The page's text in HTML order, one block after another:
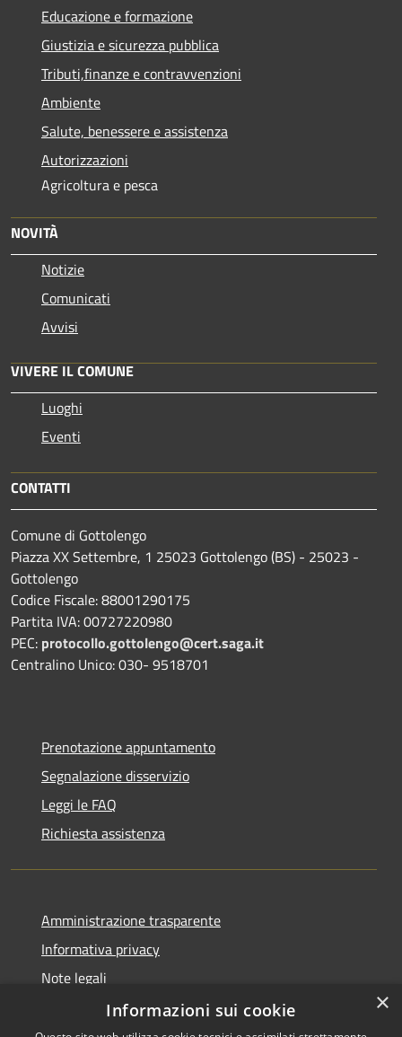
Educazione e formazione
Giustizia e sicurezza pubblica
Tributi,finanze e contravvenzioni
Ambiente
Salute, benessere e assistenza
Autorizzazioni
Agricoltura e pesca
NOVITÀ
Notizie
Comunicati
Avvisi
VIVERE IL COMUNE
Luoghi
Eventi
CONTATTI
Comune di Gottolengo
Piazza XX Settembre, 1 25023 Gottolengo (BS) - 25023 -
Gottolengo
Codice Fiscale: 88001290175
Partita IVA: 00727220980
PEC: protocollo.gottolengo@cert.saga.it
Centralino Unico: 030- 9518701
Prenotazione appuntamento
Segnalazione disservizio
Leggi le FAQ
Richiesta assistenza
Amministrazione trasparente
Informativa privacy
Note legali
Dichiarazione di accessibilità
×
Informazioni sui cookie